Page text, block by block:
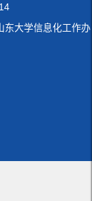
大学信息化工作办